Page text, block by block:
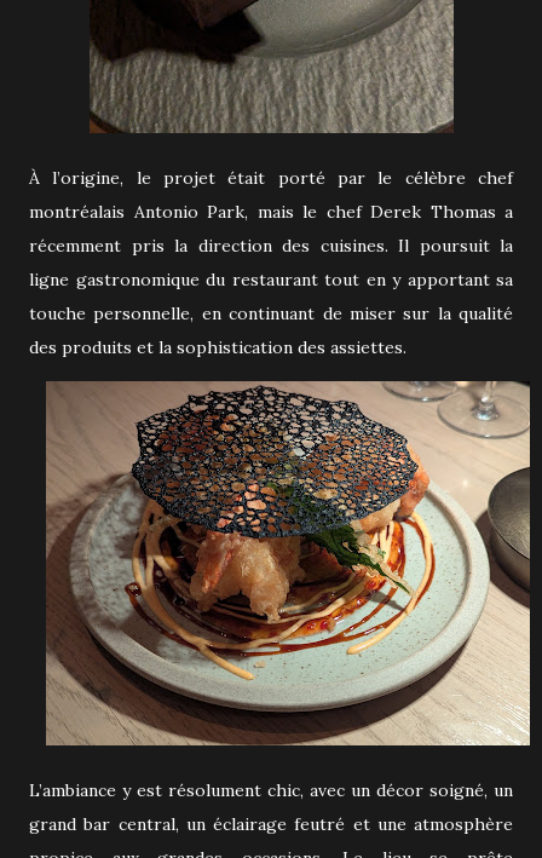
À l’origine, le projet était porté par le célèbre chef
montréalais Antonio Park, mais le chef Derek Thomas a
récemment pris la direction des cuisines. Il poursuit la
ligne gastronomique du restaurant tout en y apportant sa
touche personnelle, en continuant de miser sur la qualité
des produits et la sophistication des assiettes.
L’ambiance y est résolument chic, avec un décor soigné, un
grand bar central, un éclairage feutré et une atmosphère